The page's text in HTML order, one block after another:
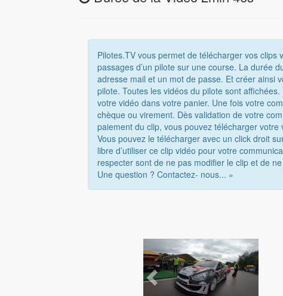
Pilotes.TV vous permet de télécharger vos
passages d’un pilote sur une course. La durée
adresse mail et un mot de passe. Et créer ainsi
pilote. Toutes les vidéos du pilote sont
votre vidéo dans votre panier. Une fois votre
chèque ou virement. Dès validation de votre
paiement du clip, vous pouvez télécharger
Vous pouvez le télécharger avec un click droit
libre d’utiliser ce clip vidéo pour votre
respecter sont de ne pas modifier le clip et de
Une question ? Contactez- nous... »